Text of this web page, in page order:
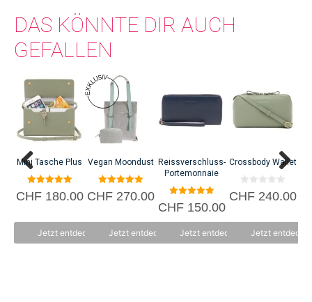
DAS KÖNNTE DIR AUCH
GEFALLEN
Mini Tasche Plus
5.00
von 5
CHF180.00
Jetzt entdecken
Vegan Moondust
5.00
von 5
CHF270.00
Jetzt entdecken
Reissverschluss-
Portemonnaie
5.00
von 5
CHF150.00
Jetzt entdecken
Crossbody Wallet
0
v
CHF240.00
Jetzt